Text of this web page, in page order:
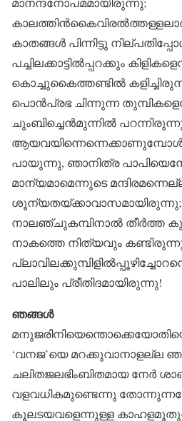
കാതങ്ങൾ പിന്നിട്ടു
പച്ചിലക്കാട്ടിൽപ്പറക്കും
കൊച്ചുകൈത്തണ്ടിൽ
പൊൻപ്രഭ ചിന്നുന്ന
ചുംബിച്ചെൻമുന്നിൽ
ആയവയിന്നെന്നെക്കാണുമ്പോൾ
പായുന്നു, ഞാനിത്ര
മാന്യമാമെന്നുടെ
ശൂന്യതയ്ക്കാവാസമായിരുന്നു;
നാലഞ്ചുകമ്പിനാൽ തീർത്ത
നാകത്തെ നിത്യവും
പാലിലും പ്രീതിദമായിരുന്നു!
ഞങ്ങൾ
‘വനജ’യെ മറക്കുവാനാളല്ല
ചലിതജലഭിംബിതമായ നേർ
വളവധികമുണ്ടെന്നു
കൂലടയവളെന്നുള്ള